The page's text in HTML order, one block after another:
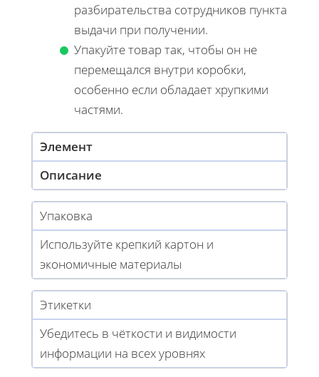
разбирательства сотрудников пункта
выдачи при получении.
Упакуйте товар так, чтобы он не
перемещался внутри коробки,
особенно если обладает хрупкими
частями.
Элемент
Описание
Упаковка
Используйте крепкий картон и
экономичные материалы
Этикетки
Убедитесь в чёткости и видимости
информации на всех уровнях